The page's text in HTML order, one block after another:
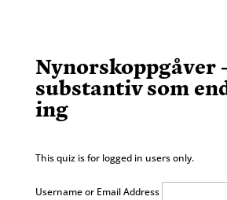
Nynorskoppgåver
substantiv som
ing
This quiz is for logged in users only.
Username or Email Address